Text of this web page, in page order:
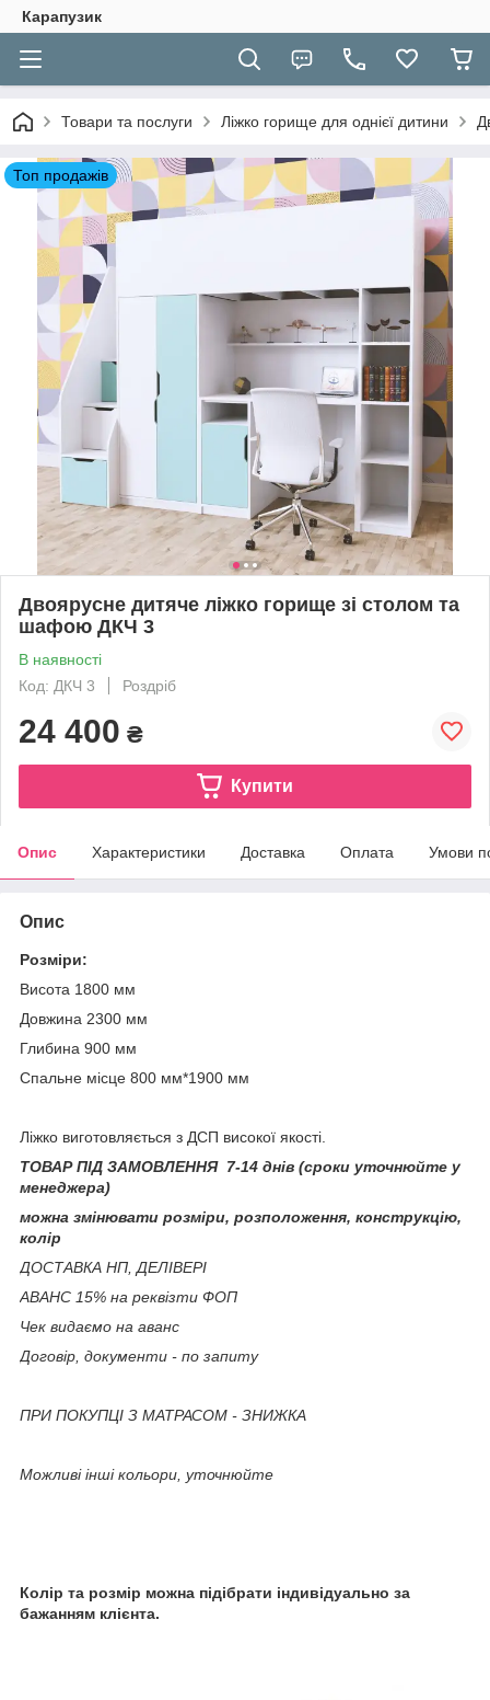
Карапузик
Товари та послуги Ліжко горище для однієї дитини
Топ продажів
Двоярусне дитяче ліжко горище зі столом та
шафою ДКЧ 3
В наявності
Код: ДКЧ 3
Роздріб
24 400 ₴
Купити
Опис Характеристики Доставка Оплата Умови
Опис
Розміри:
Висота 1800 мм
Довжина 2300 мм
Глибина 900 мм
Спальне місце 800 мм*1900 мм
Ліжко виготовляється з ДСП високої якості.
ТОВАР ПІД ЗАМОВЛЕННЯ 7-14 днів (сроки уточнюйте у
менеджера)
можна змінювати розміри, розположення, конструкцію,
колір
ДОСТАВКА НП, ДЕЛІВЕРІ
АВАНС 15% на реквізти ФОП
Чек видаємо на аванс
Договір, документи - по запиту
ПРИ ПОКУПЦІ З МАТРАСОМ - ЗНИЖКА
Можливі інші кольори, уточнюйте
Колір та розмір можна підібрати індивідуально за
бажанням клієнта.